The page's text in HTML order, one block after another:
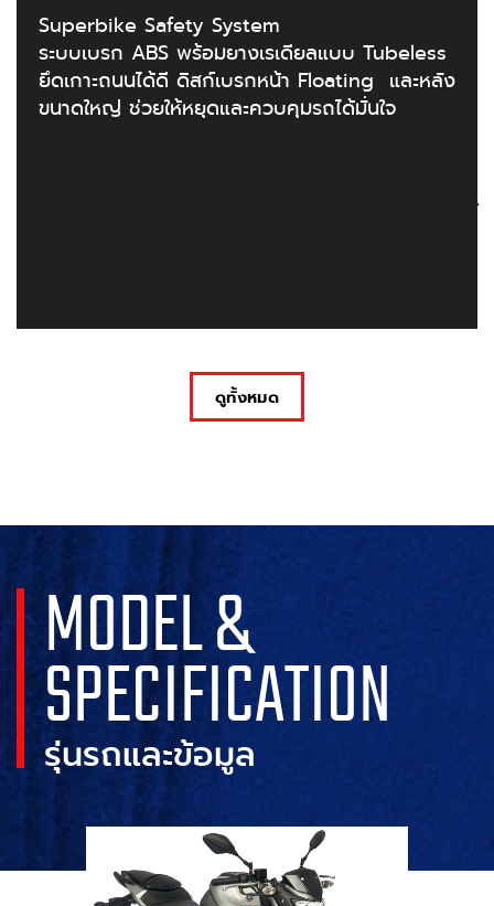
ดูทั้งหมด
Superbike Safety System
ระบบเบรก ABS พร้อมยางเรเดียลแบบ Tubeless
ยึดเกาะถนนได้ดี ดิสก์เบรกหน้า Floating และหลัง
ขนาดใหญ่ ช่วยให้หยุดและควบคุมรถได้มั่นใจ
MODEL &
SPECIFICATION
รุ่นรถและข้อมูล